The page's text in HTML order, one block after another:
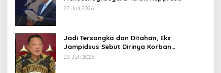
Pemberhentian dengan Hormat
27 Juli 2026
Jadi Tersangka dan Ditahan, Eks
Jampidsus Sebut Dirinya Korban
Kriminalisasi
25 Juli 2026